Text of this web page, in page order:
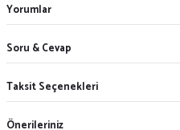
Yorumlar
Soru & Cevap
Taksit Seçenekleri
Önerileriniz